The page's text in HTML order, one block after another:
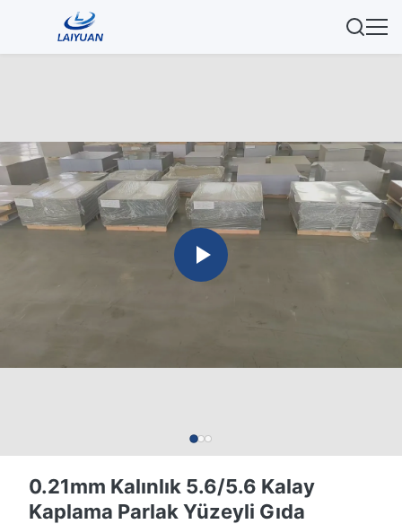
0.21mm Kalınlık 5.6/5.6 Kalay
Kaplama Parlak Yüzeyli Gıda